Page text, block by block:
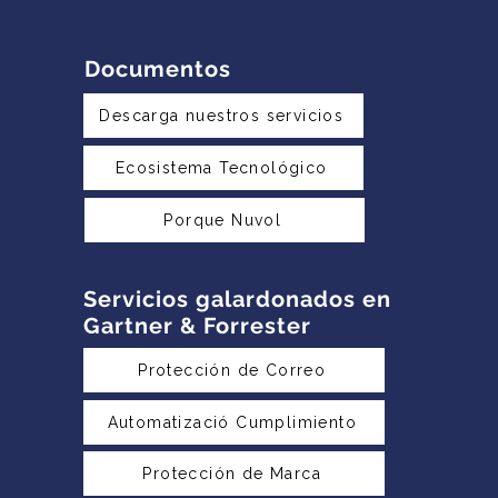
Documentos
Descarga nuestros servicios
Ecosistema Tecnológico
Porque Nuvol
Servicios galardonados en
Gartner & Forrester
Protección de Correo
Automatizació Cumplimiento
Protección de Marca